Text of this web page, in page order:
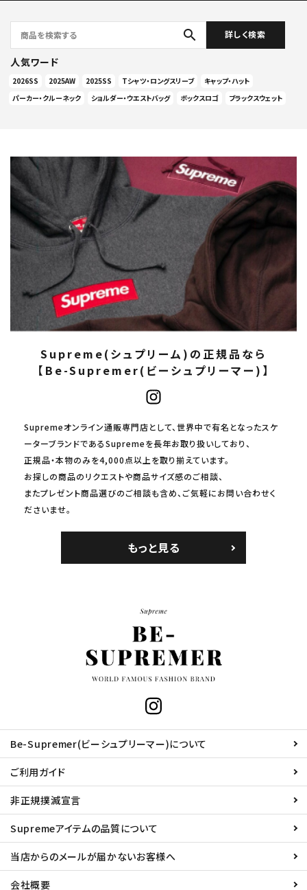
search 詳しく検索
人気ワード
2026SS 2025AW 2025SS Tシャツ・ロングスリーブ
キャップ・ハット
パーカー・クルーネック
ショルダー・ウエストバッグ ボックスロゴ ブラックスウェット
Supreme(シュプリーム)の正規品なら
【Be-Supremer(ビーシュプリーマー)】
Supremeオンライン通販専門店として、世界中で有名となったスケ
ーターブランドであるSupremeを長年お取り扱いしており、
正規品・本物のみを4,000点以上を取り揃えています。
お探しの商品のリクエストや商品サイズ感のご相談、
またプレゼント商品選びのご相談も含め、ご気軽にお問い合わせく
ださいませ。
もっと見る
Be-Supremer(ビーシュプリーマー)について
ご利用ガイド
非正規撲滅宣言
Supremeアイテムの品質について
当店からのメールが届かないお客様へ
会社概要